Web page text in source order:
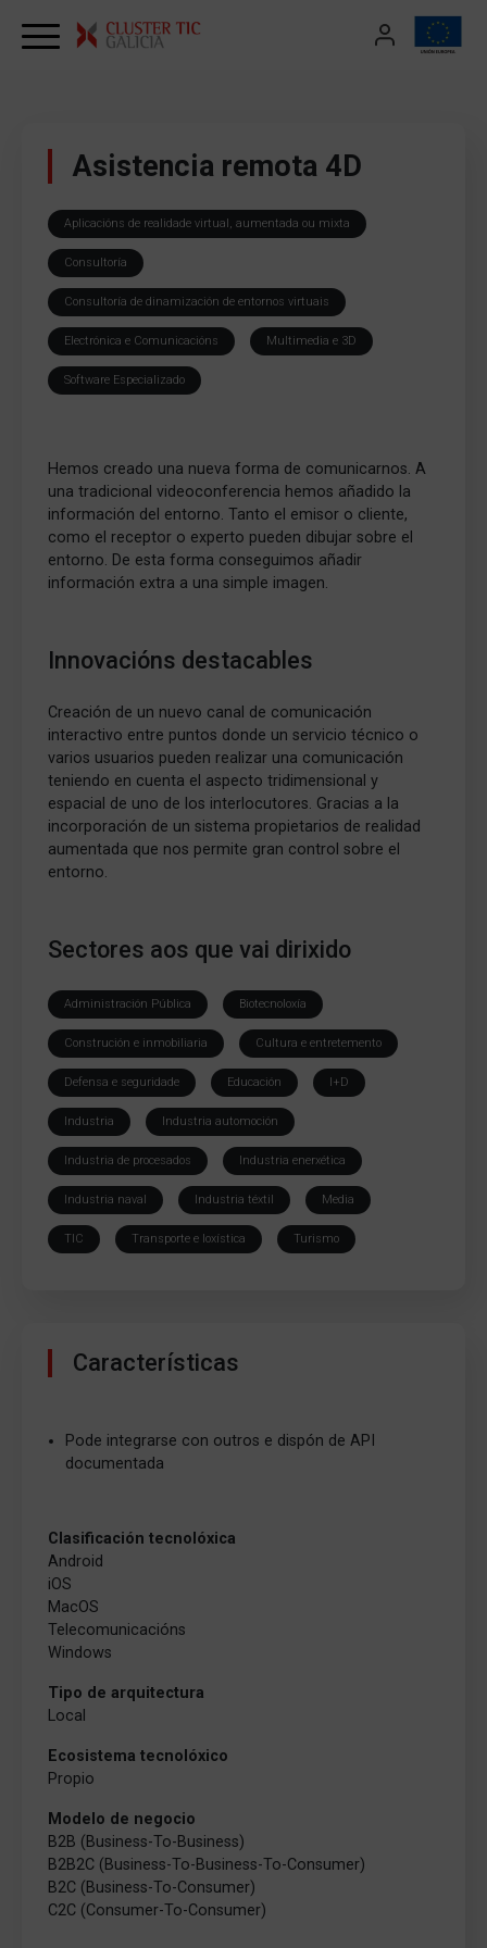
Asistencia remota 4D
Aplicacións de realidade virtual, aumentada ou mixta
Consultoría
Consultoría de dinamización de entornos virtuais
Electrónica e Comunicacións Multimedia e 3D
Software Especializado
Hemos creado una nueva forma de comunicarnos. A
una tradicional videoconferencia hemos añadido la
información del entorno. Tanto el emisor o cliente,
como el receptor o experto pueden dibujar sobre el
entorno. De esta forma conseguimos añadir
información extra a una simple imagen.
Innovacións destacables
Creación de un nuevo canal de comunicación
interactivo entre puntos donde un servicio técnico o
varios usuarios pueden realizar una comunicación
teniendo en cuenta el aspecto tridimensional y
espacial de uno de los interlocutores. Gracias a la
incorporación de un sistema propietarios de realidad
aumentada que nos permite gran control sobre el
entorno.
Sectores aos que vai dirixido
Administración Pública Biotecnoloxía
Construción e inmobiliaria Cultura e entretemento
Defensa e seguridade Educación I+D
Industria Industria automoción
Industria de procesados Industria enerxética
Industria naval Industria téxtil Media
TIC Transporte e loxística Turismo
Características
Pode integrarse con outros e dispón de API
documentada
Clasificación tecnolóxica
Android
iOS
MacOS
Telecomunicacións
Windows
Tipo de arquitectura
Local
Ecosistema tecnolóxico
Propio
Modelo de negocio
B2B (Business-To-Business)
B2B2C (Business-To-Business-To-Consumer)
B2C (Business-To-Consumer)
C2C (Consumer-To-Consumer)